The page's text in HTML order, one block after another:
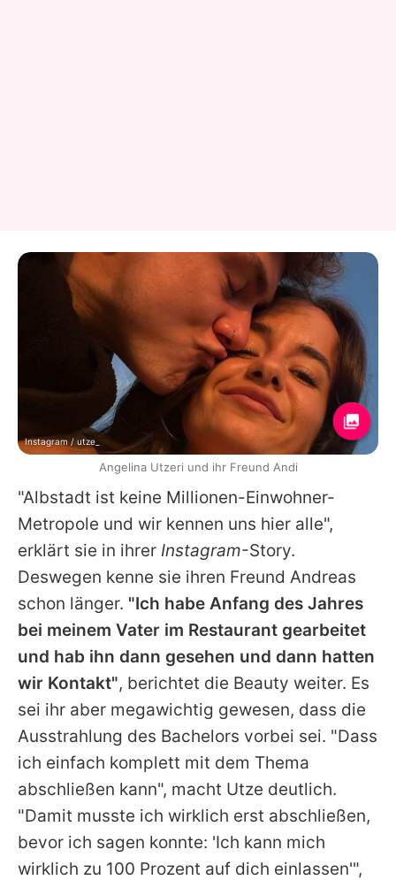
"Albstadt ist keine Millionen-Einwohner-
Metropole und wir kennen uns hier alle",
erklärt sie in ihrer Instagram-Story.
Deswegen kenne sie ihren Freund Andreas
schon länger. "Ich habe Anfang des Jahres
bei meinem Vater im Restaurant gearbeitet
und hab ihn dann gesehen und dann hatten
wir Kontakt", berichtet die Beauty weiter. Es
sei ihr aber megawichtig gewesen, dass die
Ausstrahlung des Bachelors vorbei sei. "Dass
ich einfach komplett mit dem Thema
abschließen kann", macht Utze deutlich.
"Damit musste ich wirklich erst abschließen,
bevor ich sagen konnte: 'Ich kann mich
wirklich zu 100 Prozent auf dich einlassen'",
Instagram / utze_
Angelina Utzeri und ihr Freund Andi